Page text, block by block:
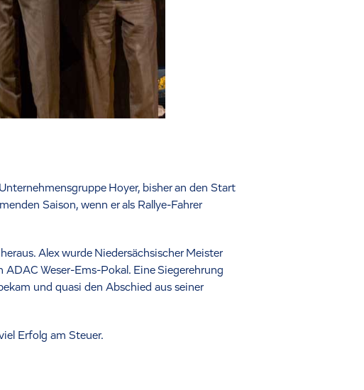
Hoyer, bisher an den Start
Saison, wenn er als Rallye-Fahrer
Alex wurde Niedersächsischer Meister
Weser-Ems-Pokal. Eine Siegerehrung
und quasi den Abschied aus seiner
Erfolg am Steuer.